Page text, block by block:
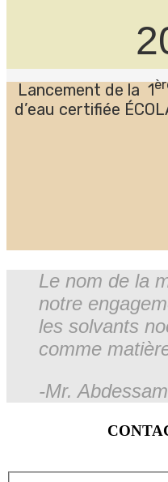
Lancement de la 1
d’eau certifiée
Le nom de la
notre
les solvants
comme
-Mr.